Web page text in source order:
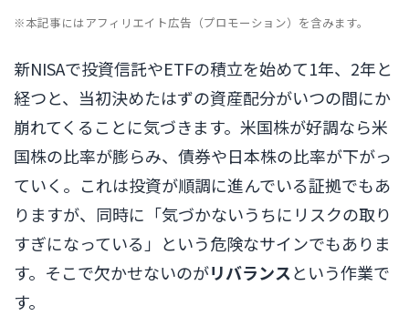
※本記事にはアフィリエイト広告（プロモーション）を含みます。
新NISAで投資信託やETFの積立を始めて1年、2年と
経つと、当初決めたはずの資産配分がいつの間にか
崩れてくることに気づきます。米国株が好調なら米
国株の比率が膨らみ、債券や日本株の比率が下がっ
ていく。これは投資が順調に進んでいる証拠でもあ
りますが、同時に「気づかないうちにリスクの取り
すぎになっている」という危険なサインでもありま
す。そこで欠かせないのがリバランスという作業で
す。